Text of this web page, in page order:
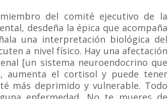
del comité ejecutivo de la
desdeña la épica que acompaña
una interpretación biológica del
a nivel físico. Hay una afectación
[un sistema neuroendocrino que
aumenta el cortisol y puede tener
más deprimido y vulnerable. Todo